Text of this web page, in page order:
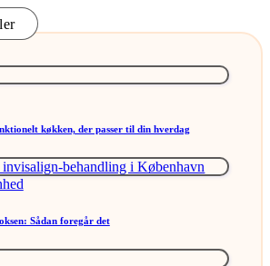
køkken, der passer til din hverdag
Sådan foregår det